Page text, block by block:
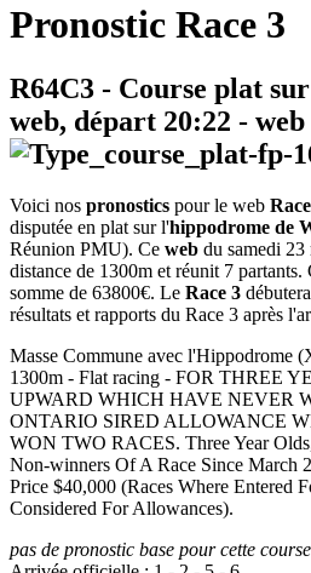
Pronostic Race 3
R64C3 - Course plat
web, départ 20:22 - web
Voici nos pronostics pour le web
disputée en plat sur l'hippodrome de
Réunion PMU). Ce web du samedi 23
distance de 1300m et réunit 7 partants.
somme de 63800€. Le Race 3
résultats et rapports du Race 3 après
Masse Commune avec l'Hippodrome
1300m - Flat racing - FOR THREE
UPWARD WHICH HAVE NEVER
ONTARIO SIRED ALLOWANCE
WON TWO RACES. Three Year
Non-winners Of A Race Since March
Price $40,000 (Races Where Entered
Considered For Allowances).
pas de pronostic base pour cette